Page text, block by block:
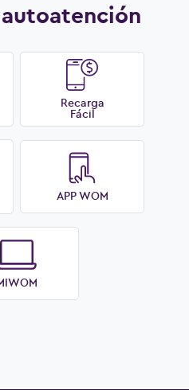
preguntas
Recarga
Fácil
APP WOM